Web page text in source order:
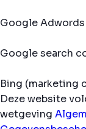
Google
Google search
Bing (marketing
Deze website
wetgeving